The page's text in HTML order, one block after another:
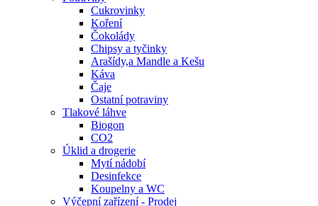
Cukrovinky
Koření
Čokolády
Chipsy a tyčinky
Arašídy,a Mandle a Kešu
Káva
Čaje
Ostatní potraviny
Tlakové láhve
Biogon
CO2
Úklid a drogerie
Mytí nádobí
Desinfekce
Koupelny a WC
Výčepní zařízení - Prodej